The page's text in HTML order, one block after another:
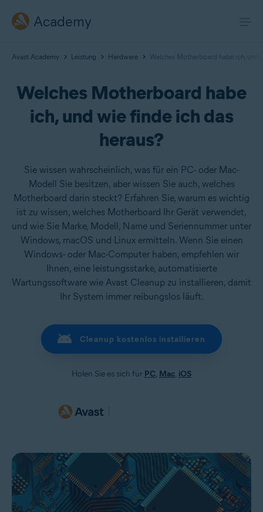
Academy
Avast Academy Leistung Hardware Welches Motherboard habe ich, und
Welches Motherboard habe
ich, und wie finde ich das
heraus?
Sie wissen wahrscheinlich, was für ein PC- oder Mac-
Modell Sie besitzen, aber wissen Sie auch, welches
Motherboard darin steckt? Erfahren Sie, warum es wichtig
ist zu wissen, welches Motherboard Ihr Gerät verwendet,
und wie Sie Marke, Modell, Name und Seriennummer unter
Windows, macOS und Linux ermitteln. Wenn Sie einen
Windows- oder Mac-Computer haben, empfehlen wir
Ihnen, eine leistungsstarke, automatisierte
Wartungssoftware wie Avast Cleanup zu installieren, damit
Ihr System immer reibungslos läuft.
Cleanup kostenlos installieren
Holen Sie es sich für PC, Mac, iOS